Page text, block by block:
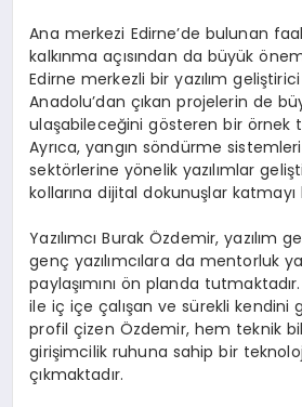
Ana merkezi Edirne’de bulunan
kalkınma açısından da büyük
Edirne merkezli bir yazılım
Anadolu’dan çıkan projelerin de
ulaşabileceğini gösteren bir örnek
Ayrıca, yangın söndürme
sektörlerine yönelik yazılımlar
kollarına dijital dokunuşlar katmayı
Yazılımcı Burak Özdemir, yazılım
genç yazılımcılara da mentorluk
paylaşımını ön planda tutmaktadır.
ile iç içe çalışan ve sürekli kendini
profil çizen Özdemir, hem teknik
girişimcilik ruhuna sahip bir
çıkmaktadır.